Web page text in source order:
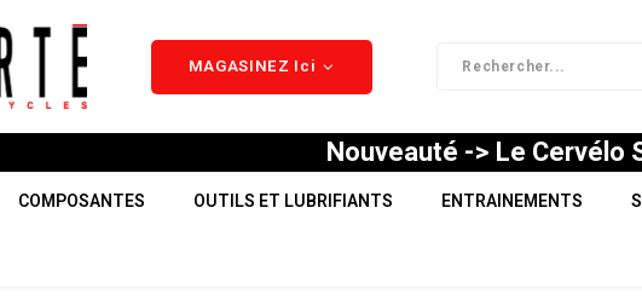
MAGASINEZ Ici
Nouveauté -> Le Cervélo
COMPOSANTES OUTILS ET LUBRIFIANTS ENTRAINEMENTS